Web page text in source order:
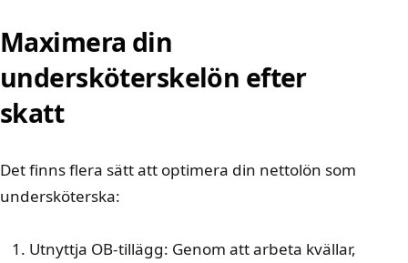
Maximera din
undersköterskelön efter
skatt
Det finns flera sätt att optimera din nettolön som
undersköterska:
Utnyttja OB-tillägg: Genom att arbeta kvällar,